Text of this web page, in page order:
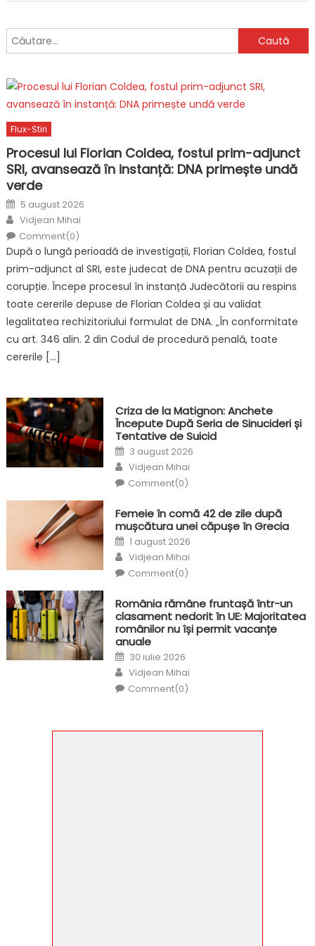
Caută
după:
Flux-Stiri
Procesul lui Florian Coldea, fostul prim-adjunct
SRI, avansează în instanță: DNA primește undă
verde
Posted
on
5 august 2026
Author
Vidjean Mihai
Comment(0)
După o lungă perioadă de investigații, Florian Coldea, fostul
prim-adjunct al SRI, este judecat de DNA pentru acuzații de
corupție. Începe procesul în instanță Judecătorii au respins
toate cererile depuse de Florian Coldea și au validat
legalitatea rechizitoriului formulat de DNA. „În conformitate
cu art. 346 alin. 2 din Codul de procedură penală, toate
cererile […]
Criza de la Matignon: Anchete
Începute După Seria de Sinucideri și
Tentative de Suicid
Posted
on
3 august 2026
Author
Vidjean Mihai
Comment(0)
Femeie în comă 42 de zile după
mușcătura unei căpușe în Grecia
Posted
on
1 august 2026
Author
Vidjean Mihai
Comment(0)
România rămâne fruntașă într-un
clasament nedorit în UE: Majoritatea
românilor nu își permit vacanțe
anuale
Posted
on
30 iulie 2026
Author
Vidjean Mihai
Comment(0)